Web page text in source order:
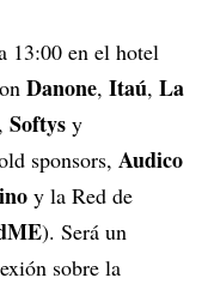
13:00 en el hotel
Danone, Itaú, La
, Softys y
sponsors, Audico
y la Red de
). Será un
sobre la